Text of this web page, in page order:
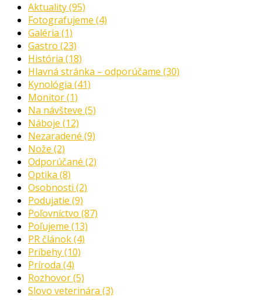
Aktuality(95)
Fotografujeme (4)
Galéria (1)
Gastro (23)
História (18)
Hlavná stránka – odporúčame (30)
Kynológia (41)
Monitor(1)
Na návšteve (5)
Náboje (12)
Nezaradené (9)
Nože (2)
Odporúčané (2)
Optika (8)
Osobnosti (2)
Podujatie (9)
Poľovníctvo (87)
Poľujeme (13)
PR článok(4)
Príbehy(10)
Príroda (4)
Rozhovor(5)
Slovo veterinára (3)